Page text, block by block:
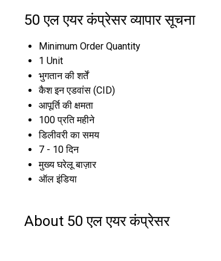
50 एल एयर कंप्रेसर व्यापार सूचना
Minimum Order Quantity
1 Unit
भुगतान की शर्तें
कैश इन एडवांस (CID)
आपूर्ति की क्षमता
100 प्रति महीने
डिलीवरी का समय
7 - 10 दिन
मुख्य घरेलू बाज़ार
ऑल इंडिया
About 50 एल एयर कंप्रेसर